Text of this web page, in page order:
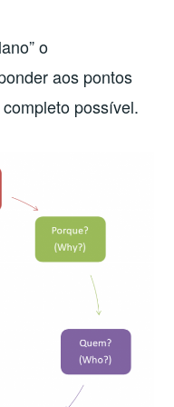
o
aos pontos
possível.